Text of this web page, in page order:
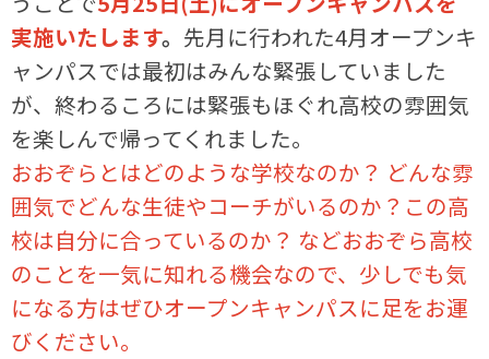
実施いたします。 先月に行われた4月オープンキ
ャンパスでは最初はみんな緊張していました
が、終わるころには緊張もほぐれ高校の雰囲気
を楽しんで帰ってくれました。
おおぞらとはどのような学校なのか？ どんな雰
囲気でどんな生徒やコーチがいるのか？この高
校は自分に合っているのか？ などおおぞら高校
のことを一気に知れる機会なので、少しでも気
になる方はぜひオープンキャンパスに足をお運
びください。